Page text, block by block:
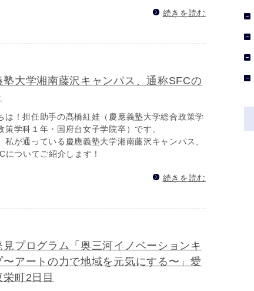
続きを読む
塾大学湘南藤沢キャンパス、通称SFCの
は！担任助手の髙橋紅娃（慶應義塾大学総合政策学
策学科１年・国府台女子学院卒）です。
私が通っている慶應義塾大学湘南藤沢キャンパス、
についてご紹介します！
続きを読む
見プログラム「奥三河イノベーションキ
〜アートの力で地域を元気にする〜」愛
栄町2日目